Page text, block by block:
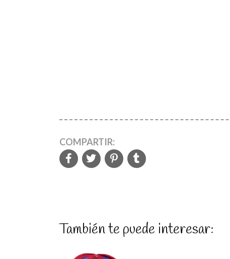
COMPARTIR:
También te puede interesar: